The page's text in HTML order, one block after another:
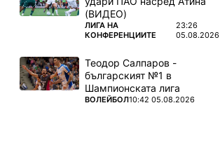
(ВИДЕО)
ПОВЕЧЕ ОТ
ЛИГА НА
КОНФЕРЕНЦИИТЕ
23:26
05.08.2026
Теодор Салпаров -
българският №1 в
Шампионската лига
ПОВЕЧЕ ОТ
ВОЛЕЙБОЛ10:42 05.08.2026